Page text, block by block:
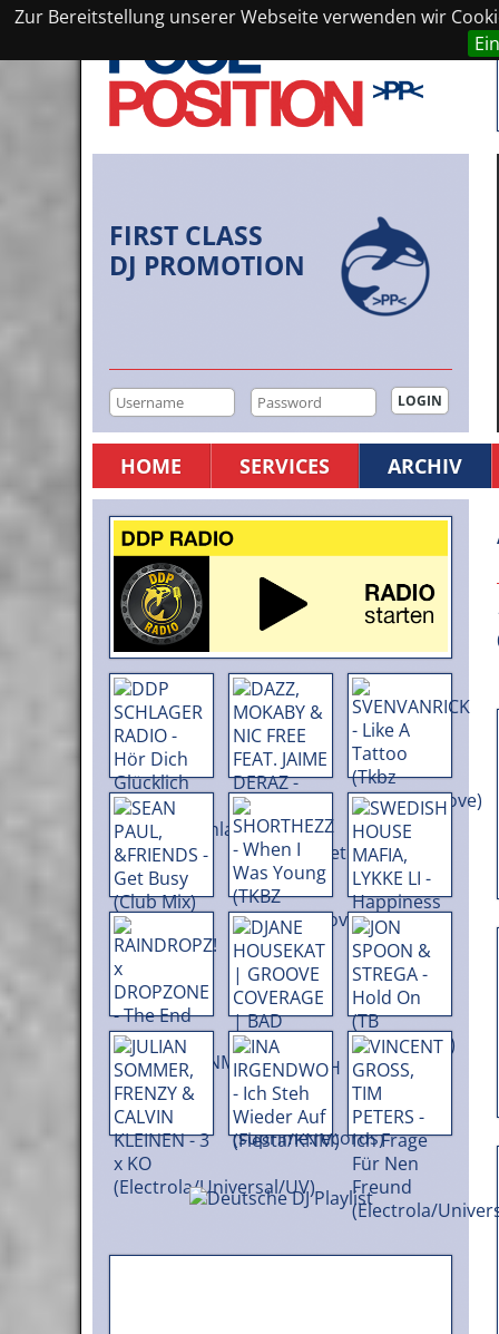
Zur Bereitstellung unserer Webseite verwenden wir
FIRST CLASS
DJ PROMOTION
HOME SERVICES ARCHIV